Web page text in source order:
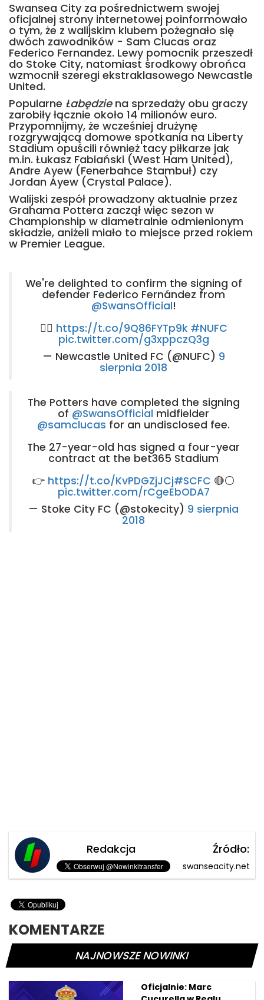
Swansea City za pośrednictwem swojej
oficjalnej strony internetowej poinformowało
o tym, że z walijskim klubem pożegnało się
dwóch zawodników - Sam Clucas oraz
Federico Fernandez. Lewy pomocnik przeszedł
do Stoke City, natomiast środkowy obrońca
wzmocnił szeregi ekstraklasowego Newcastle
United.
Popularne Łabędziena sprzedaży obu graczy
zarobiły łącznie około 14 milionów euro.
Przypomnijmy, że wcześniej drużynę
rozgrywającą domowe spotkania na Liberty
Stadium opuścili również tacy piłkarze jak
m.in. Łukasz Fabiański (West Ham United),
Andre Ayew (Fenerbahce Stambuł) czy
Jordan Ayew (Crystal Palace).
Walijski zespół prowadzony aktualnie przez
Grahama Pottera zaczął więc sezon w
Championship w diametralnie odmienionym
składzie, aniżeli miało to miejsce przed rokiem
w Premier League.
We're delighted to confirm the signing of
defender Federico Fernández from
@SwansOfficial!
👉🏽 https://t.co/9Q86FYTp9k #NUFC
pic.twitter.com/g3xppczQ3g
— Newcastle United FC (@NUFC) 9
sierpnia 2018
The Potters have completed the signing
of @SwansOfficial midfielder
@samclucas for an undisclosed fee.
The 27-year-old has signed a four-year
contract at the bet365 Stadium
👉 https://t.co/KvPDGZjJCj#SCFC 🔴⚪️
pic.twitter.com/rCgeEbODA7
— Stoke City FC (@stokecity) 9 sierpnia
2018
Redakcja Źródło:
swanseacity.net
KOMENTARZE
NAJNOWSZE NOWINKI
Oficjalnie: Marc